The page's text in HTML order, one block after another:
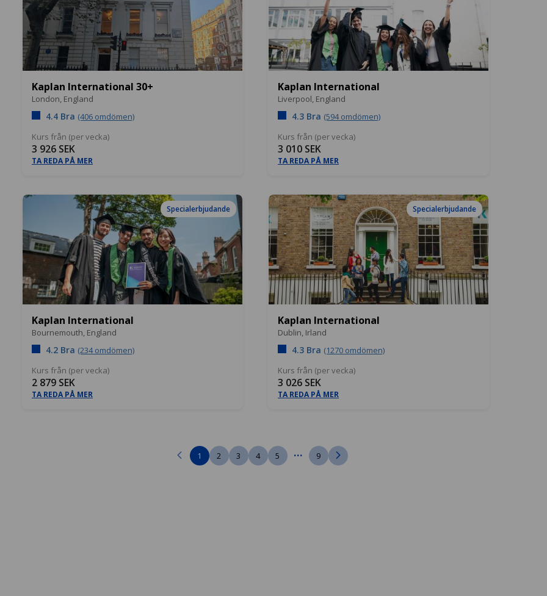
Kaplan International 30+
London, England
4.4 Bra (406 omdömen)
Kurs från (per vecka)
3 926 SEK
TA REDA PÅ MER
Kaplan International
Liverpool, England
4.3 Bra (594 omdömen)
Kurs från (per vecka)
3 010 SEK
TA REDA PÅ MER
Specialerbjudande
Kaplan International
Bournemouth, England
4.2 Bra (234 omdömen)
Kurs från (per vecka)
2 879 SEK
TA REDA PÅ MER
Specialerbjudande
Kaplan International
Dublin, Irland
4.3 Bra (1270 omdömen)
Kurs från (per vecka)
3 026 SEK
TA REDA PÅ MER
1 2 3 4 5 ... 9